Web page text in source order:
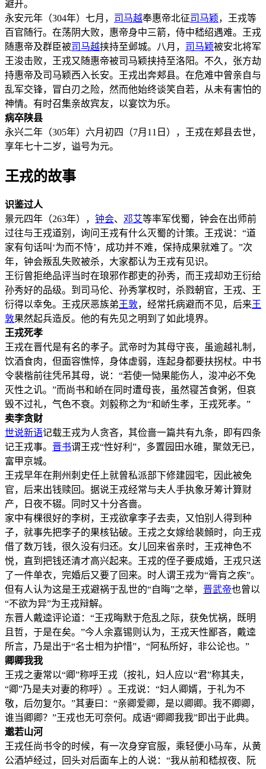
避开。
永安元年（304年）七月， 司马越奉惠帝北征司马颖，王戎等
百官随行。在荡阴大败，惠帝身中三箭，侍中嵇绍遇难。王戎
随惠帝及群臣被司马越挟持至邺城。八月， 司马颖被安北将军
王浚击败，王戎又随惠帝被司马颖挟持至洛阳。不久，张方劫
持惠帝及司马颖西入长安。王戎出奔郏县。在危难中曾亲自与
乱军交锋，冒白刃之险，然而他始终谈笑自若，从未有害怕的
神情。有时召集亲故宾友，以宴饮为乐。
病卒陕县
永兴二年（305年）六月初四（7月11日），王戎在郏县去世，
享年七十二岁，谥号为元。
王戎的故事
识鉴过人
景元四年（263年）， 钟会、 邓艾等率军伐蜀，钟会在出师前
过往与王戎道别，询问王戎有什么灭蜀的计策。王戎说：“道
家有句话叫‘为而不恃’，成功并不难，保持成果就难了。”次
年，钟会叛乱失败被杀，大家都认为王戎有见识。
王衍曾拒绝品评当时在琅邪作郡吏的孙秀，而王戎却劝王衍给
孙秀好的品级。到司马伦、孙秀掌权时，杀戮朝官，王戎、王
衍得以幸免。王戎厌恶族弟王敦，经常托病避而不见，后来王
敦果然起兵造反。他的有先见之明到了如此境界。
王戎死孝
王戎在晋代是有名的孝子。武帝时为其母守丧，虽逾越礼制，
饮酒食肉，但面容憔悴，身体虚弱，连起身都要扶拐杖。中书
令裴楷前往凭吊其母，说：“若使一恸果能伤人，浚冲必不免
灭性之讥。”而尚书和峤在同时遭母丧，虽然寝苫食粥，但哀
毁不过礼，气色不衰。刘毅称之为“和峤生孝，王戎死孝。”
卖李贪财
世说新语记载王戎为人贪吝，其俭啬一篇共有九条，即有四条
记王戎事。 晋书谓王戎“性好利”，多置园田水碓，聚敛无已，
富甲京城。
王戎早年在荆州刺史任上就曾私派部下修建园宅，因此被免
官，后来出钱赎回。据说王戎经常与夫人手执象牙筹计算财
产，日夜不辍。同时又十分吝啬。
家中有棵很好的李树，王戎欲拿李子去卖，又怕别人得到种
子，就事先把李子的果核钻破。王戎之女嫁给裴頠时，向王戎
借了数万钱，很久没有归还。女儿回来省亲时，王戎神色不
悦，直到把钱还清才高兴起来。王戎的侄子要成婚，王戎只送
了一件单衣，完婚后又要了回来。时人谓王戎为“膏肓之疾”。
但有人认为这是王戎避祸于乱世的“自晦”之举， 晋武帝也曾以
“不欲为异”为王戎辩解。
东晋人戴逵评论道：“王戎晦默于危乱之际，获免忧祸，既明
且哲，于是在矣。”今人余嘉锡则认为，王戎天性鄙吝，戴逵
所言，乃是出于“名士相为护惜”，“阿私所好，非公论也。”
卿卿我我
王戎之妻常以“卿”称呼王戎（按礼，妇人应以“君”称其夫，
“卿”乃是夫对妻的称呼）。王戎说：“妇人卿婿，于礼为不
敬，后勿复尔。”其妻曰：“亲卿爱卿，是以卿卿。我不卿卿，
谁当卿卿？”王戎也无可奈何。成语“卿卿我我”即出于此典。
邈若山河
王戎任尚书令的时候，有一次身穿官服，乘轻便小马车，从黄
公酒垆经过，回头对后面车上的人说：“我从前和嵇叔夜、阮